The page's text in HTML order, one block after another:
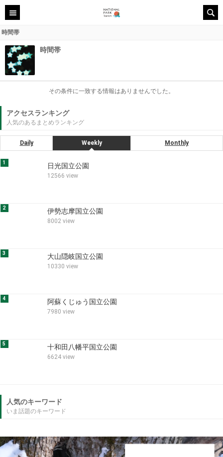
時間帯
時間帯
その条件に一致する情報はありませんでした。
アクセスランキング
人気のあるまとめランキング
Daily Weekly Monthly
1 日光国立公園
12566 view
2 伊勢志摩国立公園
8002 view
3 大山隠岐国立公園
10330 view
4 阿蘇くじゅう国立公園
7980 view
5 十和田八幡平国立公園
6624 view
人気のキーワード
いま話題のキーワード